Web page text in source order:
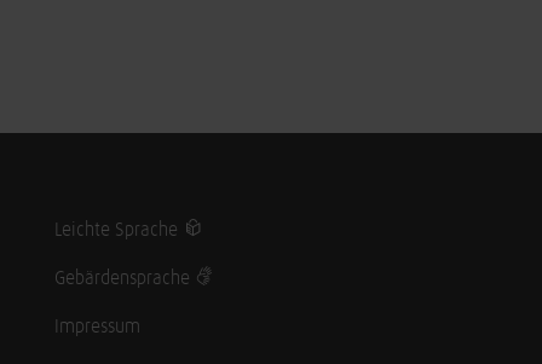
Leichte Sprache
Gebärdensprache
Impressum